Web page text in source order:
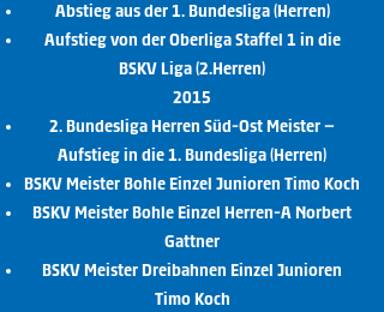
Abstieg aus der 1. Bundesliga (Herren)
Aufstieg von der Oberliga Staffel 1 in die
BSKV Liga (2.Herren)
2015
2. Bundesliga Herren Süd-Ost Meister –
Aufstieg in die 1. Bundesliga (Herren)
BSKV Meister Bohle Einzel Junioren Timo Koch
BSKV Meister Bohle Einzel Herren-A Norbert
Gattner
BSKV Meister Dreibahnen Einzel Junioren
Timo Koch